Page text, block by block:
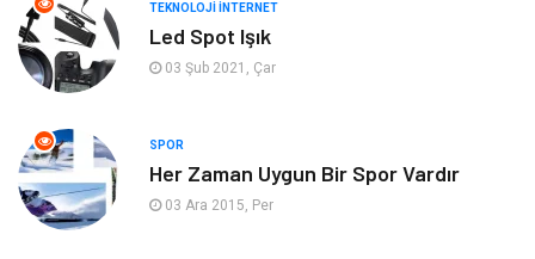
Bilgisayar & Yazılım
Müzik
Spor
Turizm
TEKNOLOJI İNTERNET
Led Spot Işık
03 Şub 2021, Çar
SPOR
Her Zaman Uygun Bir Spor Vardır
03 Ara 2015, Per